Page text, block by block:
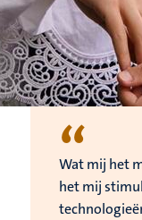
“
Wat mij het
het mij